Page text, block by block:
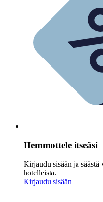
Hemmottele itseäsi
Kirjaudu sisään ja säästä
hotelleista.
Kirjaudu sisään